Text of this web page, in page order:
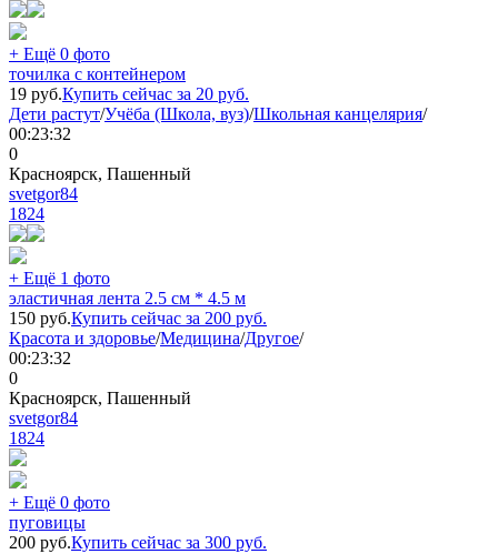
+ Ещё 0 фото
точилка с контейнером
19 руб.Купить сейчас за 20 руб.
Дети растут/Учёба (Школа, вуз)/Школьная канцелярия/
00:23:32
0
Красноярск, Пашенный
svetgor84
1824
+ Ещё 1 фото
эластичная лента 2.5 см * 4.5 м
150 руб.Купить сейчас за 200 руб.
Красота и здоровье/Медицина/Другое/
00:23:32
0
Красноярск, Пашенный
svetgor84
1824
+ Ещё 0 фото
пуговицы
200 руб.Купить сейчас за 300 руб.